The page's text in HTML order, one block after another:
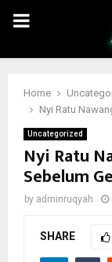
PRIMARY
MENU
Home
Nyi Ratu
Uncategorized
Nyi Ratu
Sebelum
by adminruqyah
SHARE